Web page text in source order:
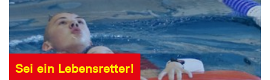
Sei ein Lebensretter!